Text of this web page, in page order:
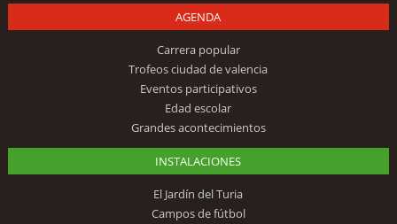
AGENDA
Carrera popular
Trofeos ciudad de valencia
Eventos participativos
Edad escolar
Grandes acontecimientos
INSTALACIONES
El Jardín del Turia
Campos de fútbol